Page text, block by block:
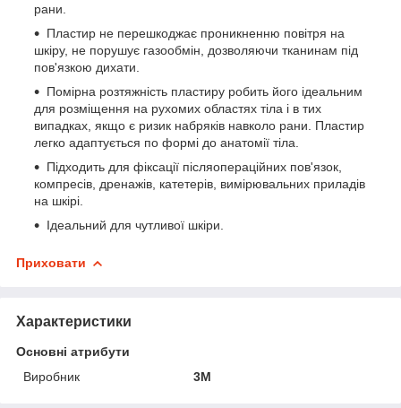
рани.
Пластир не перешкоджає проникненню повітря на
шкіру, не порушує газообмін, дозволяючи тканинам під
пов'язкою дихати.
Помірна розтяжність пластиру робить його ідеальним
для розміщення на рухомих областях тіла і в тих
випадках, якщо є ризик набряків навколо рани. Пластир
легко адаптується по формі до анатомії тіла.
Підходить для фіксації післяопераційних пов'язок,
компресів, дренажів, катетерів, вимірювальних приладів
на шкірі.
Ідеальний для чутливої шкіри.
Приховати
Характеристики
Основні атрибути
Виробник
3М